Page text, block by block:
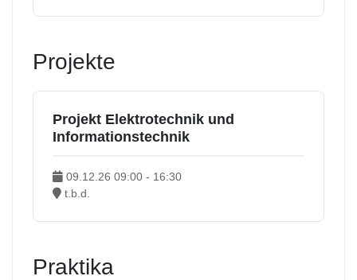
Projekte
Projekt Elektrotechnik und
Informationstechnik
09.12.26 09:00 - 16:30
t.b.d.
Praktika